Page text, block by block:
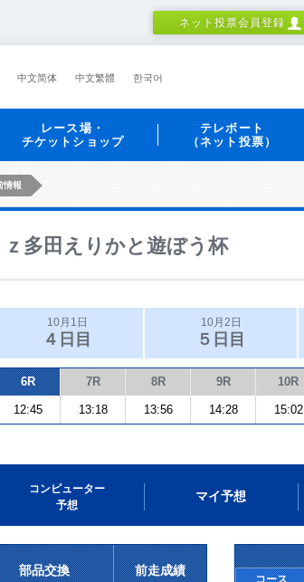
ネット投票会員登録
中文简体 中文繁體 한국어
レース場・
チケットショップ
テレボート
（ネット投票）
情報
多田えりかと遊ぼう杯
10月1日
４日目
10月2日
５日目
6R 7R 8R 9R 10R
12:45 13:18 13:56 14:28 15:02
コンピューター
予想
マイ予想
部品交換
前走成績
コース